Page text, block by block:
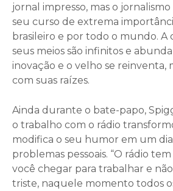
jornal impresso, mas o
seu curso de extrema
brasileiro e por todo o mundo. A
seus meios são infinitos e
inovação e o velho se reinventa,
com suas raízes.
Ainda durante o bate-papo,
o trabalho com o rádio
modifica o seu humor em um
problemas pessoais. “O rádio tem
você chegar para trabalhar e
triste, naquele momento todos